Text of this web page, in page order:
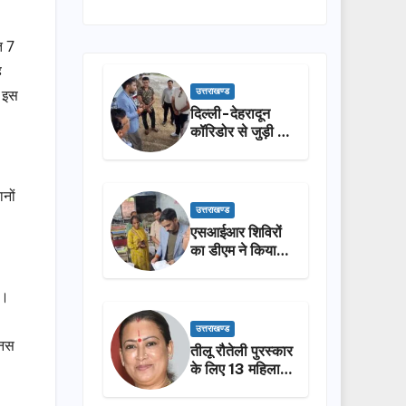
7
इस
उत्तराखण्ड
दिल्ली-देहरादून
कॉरिडोर से जुड़ी 12
उत्तराखण्ड
एसआईआर शिविरों
का डीएम ने किया
उत्तराखण्ड
तीलू रौतेली पुरस्कार
के लिए 13 महिलाओं